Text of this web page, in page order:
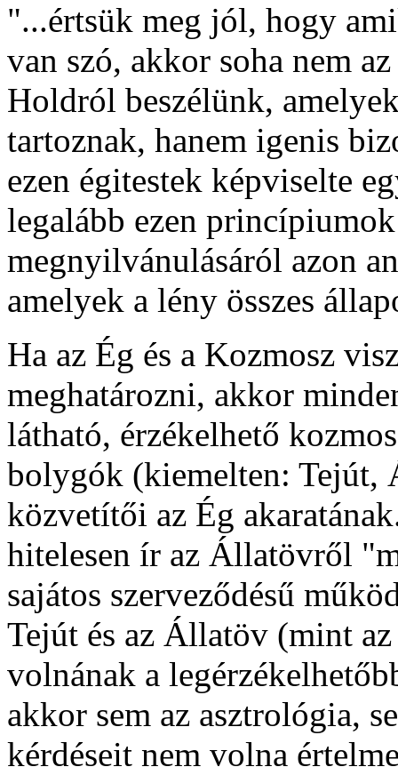
"...értsük meg jól, hogy
van szó, akkor soha nem
Holdról beszélünk,
tartoznak, hanem igenis
ezen égitestek képviselte
legalább ezen
megnyilvánulásáról azon
amelyek a lény összes
Ha az Ég és a Kozmosz
meghatározni, akkor
látható, érzékelhető
bolygók (kiemelten: Tejút,
közvetítői az Ég
hitelesen ír az Állatövről
sajátos szerveződésű
Tejút és az Állatöv (mint
volnának a
akkor sem az asztrológia,
kérdéseit nem volna